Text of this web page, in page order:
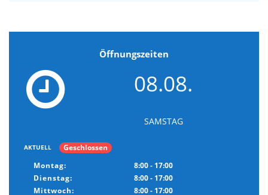
Öffnungszeiten
08.08.
SAMSTAG
AKTUELL
Geschlossen
Montag:
8:00 - 17:00
Dienstag:
8:00 - 17:00
Mittwoch:
8:00 - 17:00